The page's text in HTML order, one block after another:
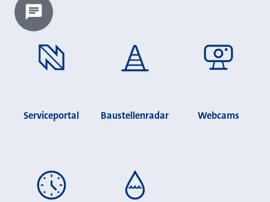
Chatbot laden?
Serviceportal Baustellenradar Webcams